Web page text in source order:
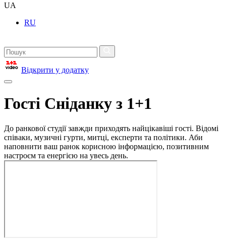
UA
RU
Відкрити у додатку
Гості Сніданку з 1+1
До ранкової студії завжди приходять найцікавіші гості. Відомі
співаки, музичні гурти, митці, експерти та політики. Аби
наповнити ваш ранок корисною інформацією, позитивним
настроєм та енергією на увесь день.